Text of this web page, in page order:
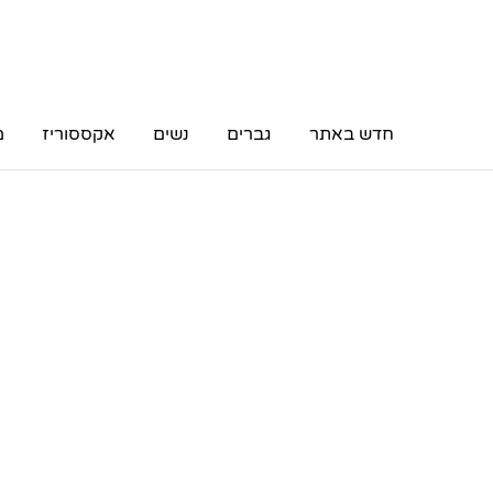
חדש באתר גברים נשים אקססוריז